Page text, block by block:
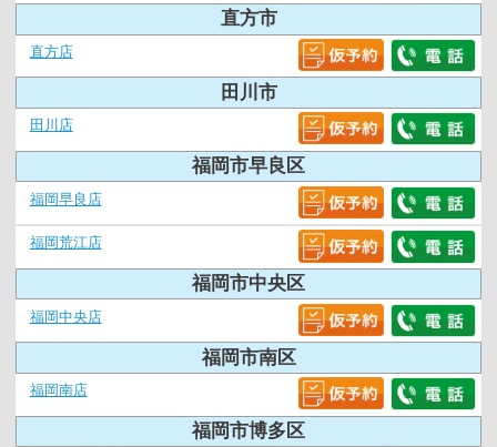
直方市
直方店
田川市
田川店
福岡市早良区
福岡早良店
福岡荒江店
福岡市中央区
福岡中央店
福岡市南区
福岡南店
福岡市博多区